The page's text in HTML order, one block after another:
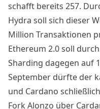
schafft bereits 257.
Hydra soll sich dieser
Million Transaktionen
Ethereum 2.0 soll
Sharding dagegen auf
September dürfte der
und Cardano
Fork Alonzo über